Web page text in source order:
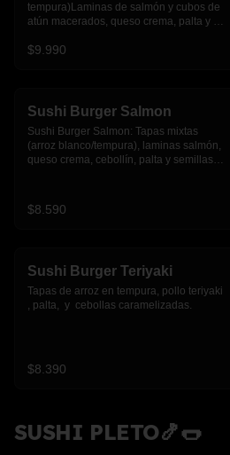
tempura)Laminas de salmón y cubos de
atún macerados, queso crema, palta y
$9.990
Sushi Burger Salmon
Sushi Burger Salmon: Tapas mixtas
(arroz blanco/tempura), laminas salmón,
queso crema, cebollín, palta y semillas
$8.590
Sushi Burger Teriyaki
Tapas de arroz en tempura, pollo teriyaki
, palta,  y  cebollas caramelizadas.
$8.390
SUSHI PLETO🍤🌭